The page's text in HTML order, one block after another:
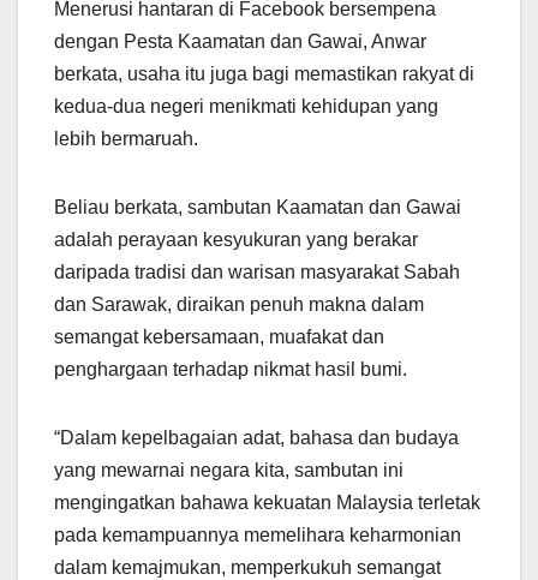
Menerusi hantaran di Facebook bersempena
dengan Pesta Kaamatan dan Gawai, Anwar
berkata, usaha itu juga bagi memastikan rakyat di
kedua-dua negeri menikmati kehidupan yang
lebih bermaruah.
Beliau berkata, sambutan Kaamatan dan Gawai
adalah perayaan kesyukuran yang berakar
daripada tradisi dan warisan masyarakat Sabah
dan Sarawak, diraikan penuh makna dalam
semangat kebersamaan, muafakat dan
penghargaan terhadap nikmat hasil bumi.
“Dalam kepelbagaian adat, bahasa dan budaya
yang mewarnai negara kita, sambutan ini
mengingatkan bahawa kekuatan Malaysia terletak
pada kemampuannya memelihara keharmonian
dalam kemajmukan, memperkukuh semangat